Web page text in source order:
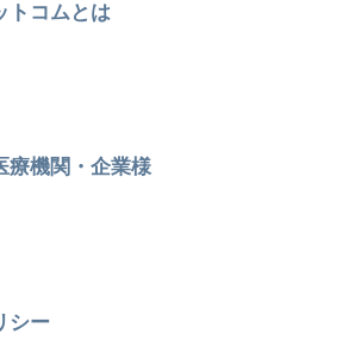
トコムとは
療機関・企業様
シー